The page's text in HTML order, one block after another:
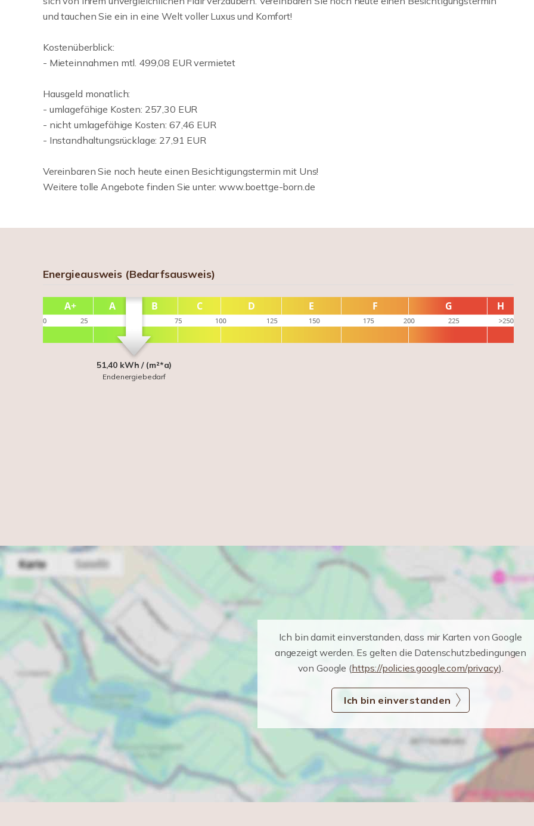
und tauchen Sie ein in eine Welt voller Luxus und Komfort!
Kostenüberblick:
- Mieteinnahmen mtl. 499,08 EUR vermietet
Hausgeld monatlich:
- umlagefähige Kosten: 257,30 EUR
- nicht umlagefähige Kosten: 67,46 EUR
- Instandhaltungsrücklage: 27,91 EUR
Vereinbaren Sie noch heute einen Besichtigungstermin mit Uns!
Weitere tolle Angebote finden Sie unter: www.boettge-born.de
Energieausweis (Bedarfsausweis)
51,40 kWh / (m²*a)
Endenergiebedarf
Ich bin damit einverstanden, dass mir Karten von Google
angezeigt werden. Es gelten die Datenschutzbedingungen
von Google (https://policies.google.com/privacy).
Ich bin einverstanden